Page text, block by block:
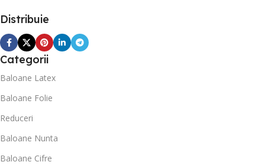
Distribuie
Categorii
Baloane Latex
Baloane Folie
Reduceri
Baloane Nunta
Baloane Cifre